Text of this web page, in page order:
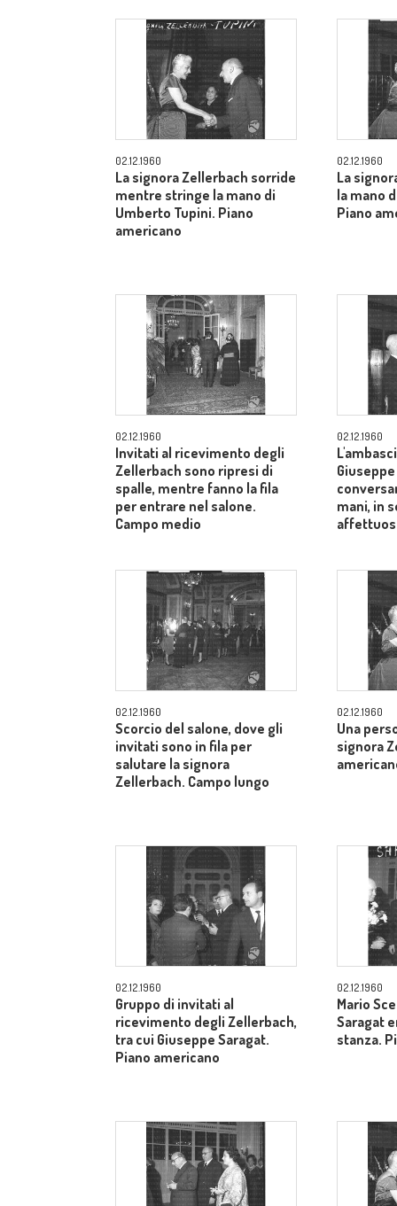
02.12.1960
La signora Zellerbach sorride
mentre stringe la mano di
Umberto Tupini. Piano
americano
02.12.1960
La
la mano
Piano
02.12.1960
Invitati al ricevimento degli
Zellerbach sono ripresi di
spalle, mentre fanno la fila
per entrare nel salone.
Campo medio
02.12.1960
mani, in
02.12.1960
Scorcio del salone, dove gli
invitati sono in fila per
salutare la signora
Zellerbach. Campo lungo
02.12.1960
Una
signora
02.12.1960
Gruppo di invitati al
ricevimento degli Zellerbach,
tra cui Giuseppe Saragat.
Piano americano
02.12.1960
Mario
Saragat
stanza.